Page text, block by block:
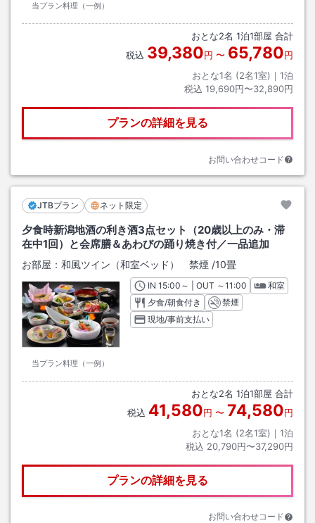
当プラン料理（一例）
おとな2名 1泊1部屋 合計
税込 39,380円 〜 65,780円
おとな1名 (2名1室)｜ 1泊
税込 19,690円〜32,890円
プランの詳細を見る
お問い合わせコード
JTBプラン ネット限定
夕食時新潟地酒の利き酒3点セット（20歳以上のみ・滞
在中1回）と会席膳＆あわびの踊り焼き付／一品追加
お部屋： 和風ツイン（和室ベッド） 禁煙 /10畳
当プラン料理（一例）
INチェックイン
15:00 ～ | OUT チェックアウト
～11:00
和室
夕食/朝食付き
禁煙
現地/事前支払い
おとな2名 1泊1部屋 合計
税込 41,580円 〜 74,580円
おとな1名 (2名1室)｜ 1泊
税込 20,790円〜37,290円
プランの詳細を見る
お問い合わせコード